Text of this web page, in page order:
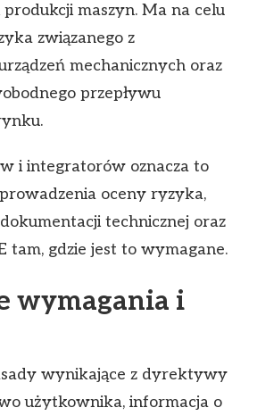
maszyn. Ma na celu
związanego z
mechanicznych oraz
przepływu
i integratorów oznacza to
oceny ryzyka,
technicznej oraz
tam, gdzie jest to wymagane.
wymagania i
wynikające z dyrektywy
użytkownika, informacja o